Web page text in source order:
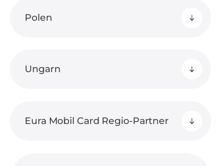
Polen
Ungarn
Eura Mobil Card Regio-Partner